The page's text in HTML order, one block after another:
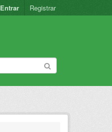
Entrar Registrar